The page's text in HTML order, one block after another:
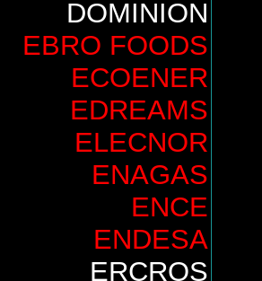
DOMINION
EBRO FOODS
ECOENER
EDREAMS
ELECNOR
ENAGAS
ENCE
ENDESA
ERCROS